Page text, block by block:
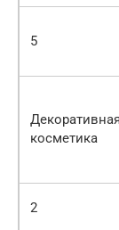
5
Декоративная
косметика
2